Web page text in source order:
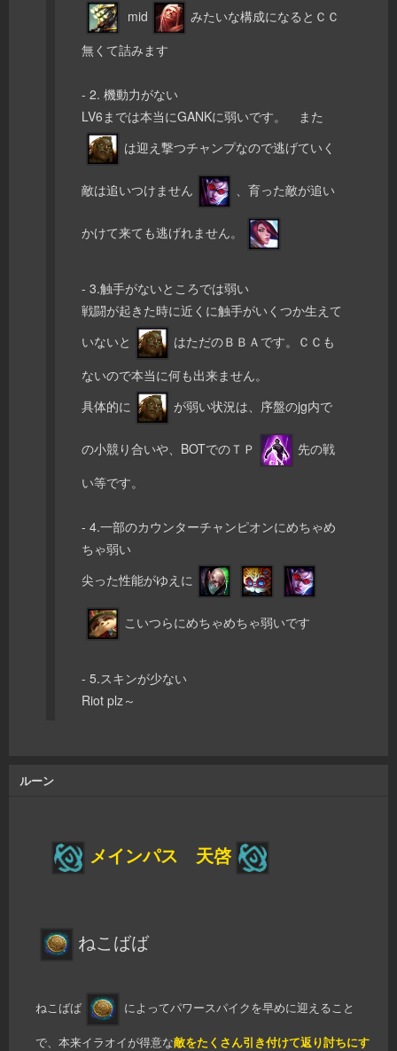
mid
みたいな構成になるとＣＣ
無くて詰みます
- 2. 機動力がない
LV6までは本当にGANKに弱いです。 また
は迎え撃つチャンプなので逃げていく
敵は追いつけません 、育った敵が追い
かけて来ても逃げれません。
- 3.触手がないところでは弱い
戦闘が起きた時に近くに触手がいくつか生えて
いないと
はただのＢＢＡです。ＣＣも
ないので本当に何も出来ません。
具体的に
が弱い状況は、序盤のjg内で
の小競り合いや、BOTでのＴＰ
先の戦
い等です。
- 4.一部のカウンターチャンピオンにめちゃめ
ちゃ弱い
尖った性能がゆえに
こいつらにめちゃめちゃ弱いです
- 5.スキンが少ない
Riot plz～
ルーン
メインパス 天啓
ねこばば
ねこばば によってパワースパイクを早めに迎えること
で、本来イラオイが得意な敵をたくさん引き付けて返り討ちにす